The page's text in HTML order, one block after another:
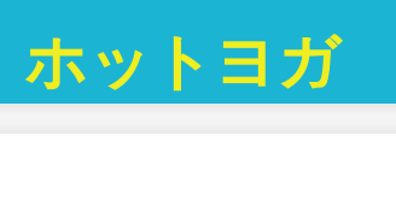
ホットヨガ